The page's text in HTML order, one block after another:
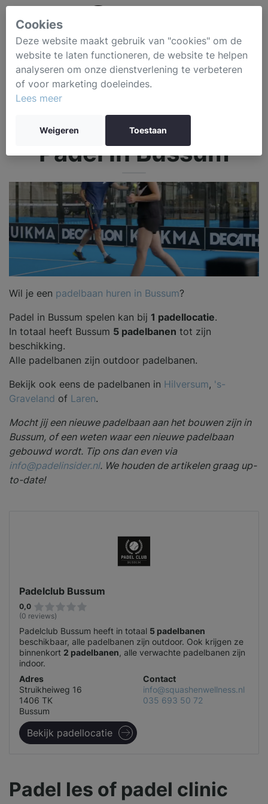
Cookies
Deze website maakt gebruik van "cookies" om de
website te laten functioneren, de website te helpen
analyseren om onze dienstverlening te verbeteren
of voor marketing doeleindes.
Lees meer
Weigeren Toestaan
Padel in Bussum
Wil je een padelbaan huren in Bussum?
Padel in Bussum spelen kan bij 1 padellocatie.
In totaal heeft Bussum 5 padelbanen tot zijn
beschikking.
Alle padelbanen zijn outdoor padelbanen.
Bekijk ook eens de padelbanen in Hilversum, 's-
Graveland of Laren.
Mocht jij een nieuwe padelbaan aan het bouwen zijn in
Bussum, of een weten waar een nieuwe padelbaan
gebouwd wordt. Tip ons dan even via
info@padelinsider.nl. We houden de artikelen graag up-
to-date!
Padelclub Bussum
0,0
(0 reviews)
Padelclub Bussum heeft in totaal 5 padelbanen
beschikbaar, alle padelbanen zijn outdoor. Ook krijgen ze
binnenkort 2 padelbanen, alle verwachte padelbanen zijn
indoor.
Adres
Struikheiweg 16
1406 TK
Bussum
Contact
info@squashenwellness.nl
035 693 50 72
Bekijk padellocatie
Padel les of padel clinic